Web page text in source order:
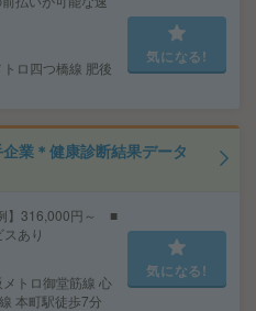
ロ四つ橋線 肥後
気になる!
業＊健康診断結果データ
】316,000円～ ■
あり
トロ御堂筋線 心
本町駅徒歩7分
気になる!